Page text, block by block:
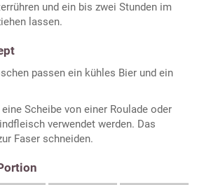
und ein bis zwei Stunden im
lassen.
passen ein kühles Bier und ein
Scheibe von einer Roulade oder
verwendet werden. Das
Faser schneiden.